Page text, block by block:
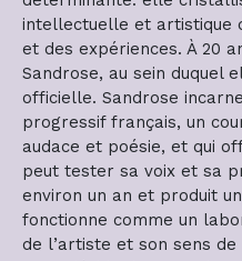
intellectuelle et artistique
et des expériences. À 20
Sandrose, au sein duquel
officielle. Sandrose
progressif français, un
audace et poésie, et qui
peut tester sa voix et sa
environ un an et produit
fonctionne comme un
de l’artiste et son sens